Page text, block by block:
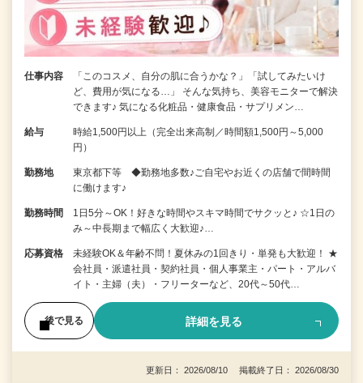
仕事内容
「このコスメ、自分の肌に合うかな？」「試してみたいけ
ど、費用が気になる…」 そんな気持ち、美容モニターで解決
できます♪ 気になる化粧品・健康食品・サプリメン…
給与
時給1,500円以上（完全出来高制／時間額1,500円～5,000
円）
勤務地
東京都下等 ◆勤務地多数♪ご自宅やお近くの店舗で間時間
に働けます♪
勤務時間
1日5分～OK！好きな時間やスキマ時間でサクッと♪ ☆1日の
み～中長期まで幅広く大歓迎♪…
応募資格
未経験OK＆年齢不問！夏休みの1回きり・単発も大歓迎！ ★
会社員・派遣社員・契約社員・個人事業主・パート・アルバ
イト・主婦（夫）・フリーターなど、20代～50代…
後で見る 詳細を見る
更新日： 2026/08/10 掲載終了日： 2026/08/30